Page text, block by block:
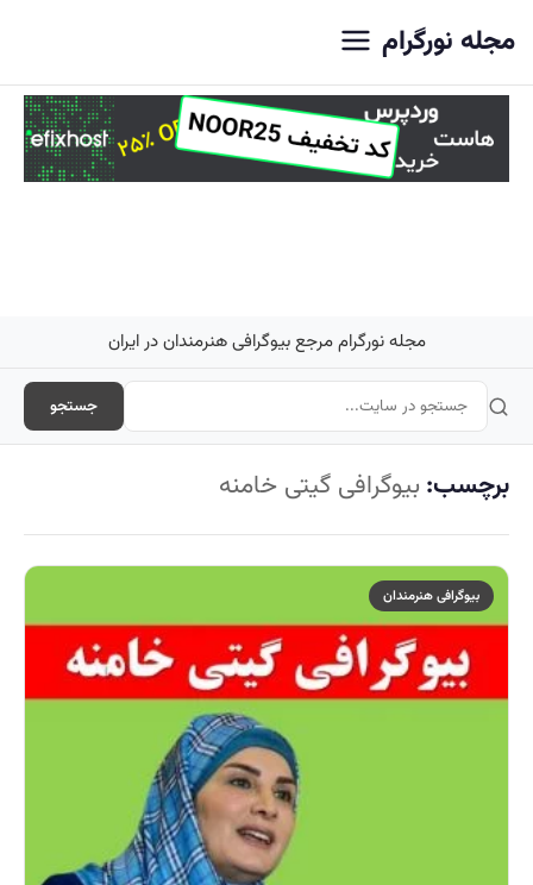
مجله نورگرام
مجله نورگرام مرجع بیوگرافی هنرمندان در ایران
جستجو
برچسب: بیوگرافی گیتی خامنه
بیوگرافی هنرمندان